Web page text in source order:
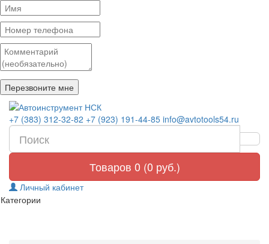
+7 (383) 312-32-82 +7 (923) 191-44-85 info@avtotools54.ru
Товаров 0 (0 руб.)
Личный кабинет
Категории